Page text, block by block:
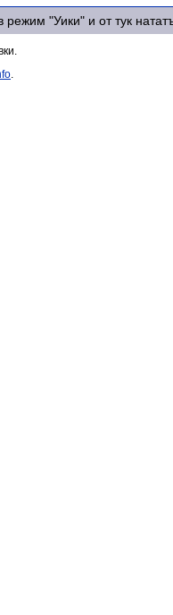
режим "Уики" и от тук
.